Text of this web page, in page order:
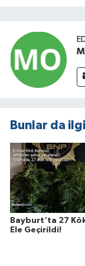
Bunlar da
Bayburt'ta 27
Ele Geçirildi!